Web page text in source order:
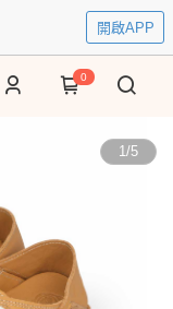
開啟APP
0
1/5